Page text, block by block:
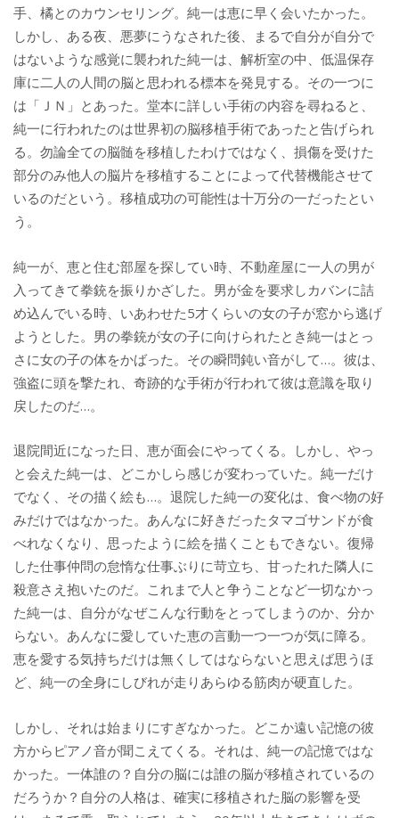
手、橘とのカウンセリング。純一は恵に早く会いたかった。
しかし、ある夜、悪夢にうなされた後、まるで自分が自分で
はないような感覚に襲われた純一は、解析室の中、低温保存
庫に二人の人間の脳と思われる標本を発見する。その一つに
は「ＪＮ」とあった。堂本に詳しい手術の内容を尋ねると、
純一に行われたのは世界初の脳移植手術であったと告げられ
る。勿論全ての脳髄を移植したわけではなく、損傷を受けた
部分のみ他人の脳片を移植することによって代替機能させて
いるのだという。移植成功の可能性は十万分の一だったとい
う。
純一が、恵と住む部屋を探してい時、不動産屋に一人の男が
入ってきて拳銃を振りかざした。男が金を要求しカバンに詰
め込んでいる時、いあわせた5才くらいの女の子が窓から逃げ
ようとした。男の拳銃が女の子に向けられたとき純一はとっ
さに女の子の体をかばった。その瞬問鈍い音がして…。彼は、
強盗に頭を撃たれ、奇跡的な手術が行われて彼は意識を取り
戻したのだ…。
退院間近になった日、恵が面会にやってくる。しかし、やっ
と会えた純一は、どこかしら感じが変わっていた。純一だけ
でなく、その描く絵も…。退院した純一の変化は、食べ物の好
みだけではなかった。あんなに好きだったタマゴサンドが食
べれなくなり、思ったように絵を描くこともできない。復帰
した仕事仲問の怠惰な仕事ぶりに苛立ち、甘ったれた隣人に
殺意さえ抱いたのだ。これまで人と争うことなど一切なかっ
た純一は、自分がなぜこんな行動をとってしまうのか、分か
らない。あんなに愛していた恵の言動一つ一つが気に障る。
恵を愛する気持ちだけは無くしてはならないと思えば思うほ
ど、純一の全身にしびれが走りあらゆる筋肉が硬直した。
しかし、それは始まりにすぎなかった。どこか遠い記憶の彼
方からピアノ音が聞こえてくる。それは、純一の記憶ではな
かった。一体誰の？自分の脳には誰の脳が移植されているの
だろうか？自分の人格は、確実に移植された脳の影響を受